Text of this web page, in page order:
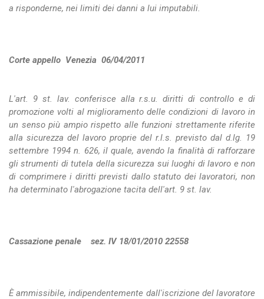
a risponderne, nei limiti dei danni a lui imputabili.
Corte appello Venezia 06/04/2011
L'art. 9 st. lav. conferisce alla r.s.u. diritti di controllo e di
promozione volti al miglioramento delle condizioni di lavoro in
un senso più ampio rispetto alle funzioni strettamente riferite
alla sicurezza del lavoro proprie del r.l.s. previsto dal d.lg. 19
settembre 1994 n. 626, il quale, avendo la finalità di rafforzare
gli strumenti di tutela della sicurezza sui luoghi di lavoro e non
di comprimere i diritti previsti dallo statuto dei lavoratori, non
ha determinato l'abrogazione tacita dell'art. 9 st. lav.
Cassazione penale sez. IV 18/01/2010 22558
È ammissibile, indipendentemente dall'iscrizione del lavoratore